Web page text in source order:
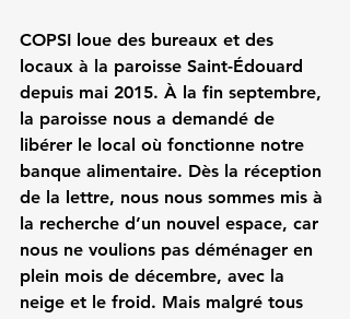
COPSI loue des bureaux et des
locaux à la paroisse Saint-Édouard
depuis mai 2015. À la fin septembre,
la paroisse nous a demandé de
libérer le local où fonctionne notre
banque alimentaire. Dès la réception
de la lettre, nous nous sommes mis à
la recherche d’un nouvel espace, car
nous ne voulions pas déménager en
plein mois de décembre, avec la
neige et le froid. Mais malgré tous